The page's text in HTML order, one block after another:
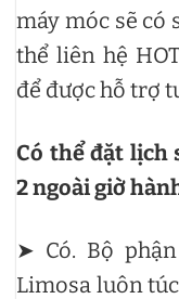
máy móc sẽ có
thể liên hệ
để được hỗ trợ
Có thể đặt lịch
2 ngoài giờ
➤ Có. Bộ
Limosa luôn